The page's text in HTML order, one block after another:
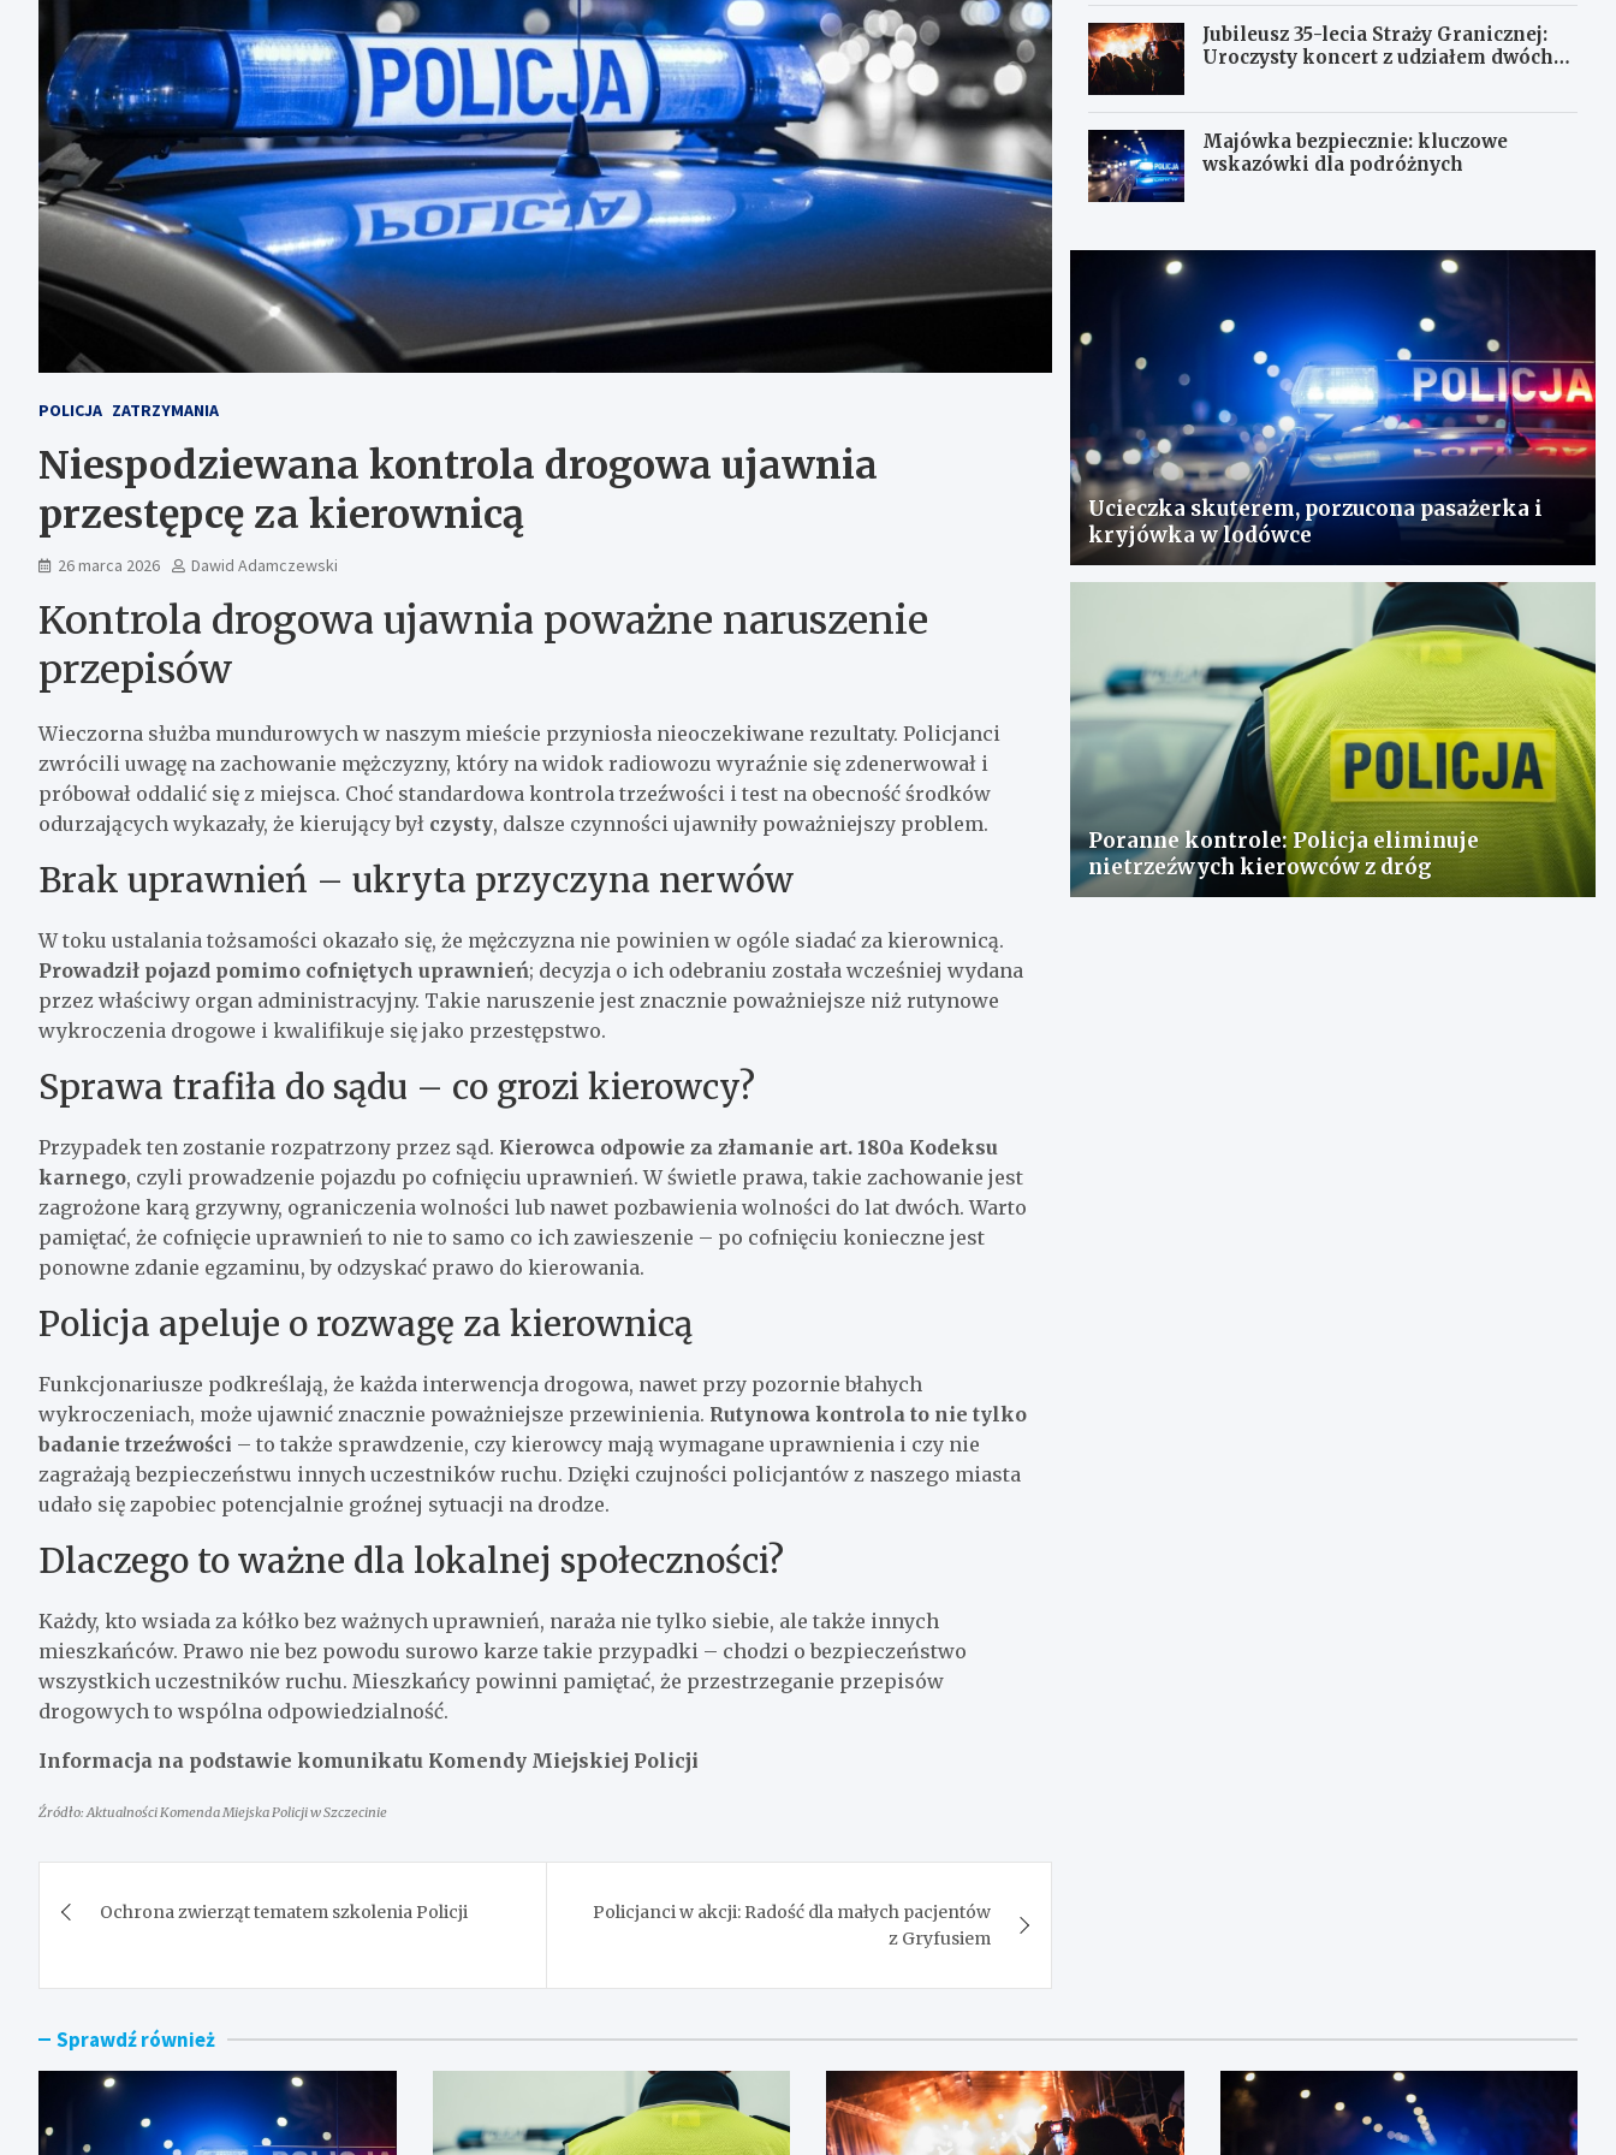
POLICJA ZATRZYMANIA
Niespodziewana kontrola drogowa ujawnia
przestępcę za kierownicą
26 marca 2026 Dawid Adamczewski
Kontrola drogowa ujawnia poważne naruszenie
przepisów
Wieczorna służba mundurowych w naszym mieście przyniosła nieoczekiwane rezultaty. Policjanci
zwrócili uwagę na zachowanie mężczyzny, który na widok radiowozu wyraźnie się zdenerwował i
próbował oddalić się z miejsca. Choć standardowa kontrola trzeźwości i test na obecność środków
odurzających wykazały, że kierujący był czysty, dalsze czynności ujawniły poważniejszy problem.
Brak uprawnień – ukryta przyczyna nerwów
W toku ustalania tożsamości okazało się, że mężczyzna nie powinien w ogóle siadać za kierownicą.
Prowadził pojazd pomimo cofniętych uprawnień; decyzja o ich odebraniu została wcześniej wydana
przez właściwy organ administracyjny. Takie naruszenie jest znacznie poważniejsze niż rutynowe
wykroczenia drogowe i kwalifikuje się jako przestępstwo.
Sprawa trafiła do sądu – co grozi kierowcy?
Przypadek ten zostanie rozpatrzony przez sąd. Kierowca odpowie za złamanie art. 180a Kodeksu
karnego, czyli prowadzenie pojazdu po cofnięciu uprawnień. W świetle prawa, takie zachowanie jest
zagrożone karą grzywny, ograniczenia wolności lub nawet pozbawienia wolności do lat dwóch. Warto
pamiętać, że cofnięcie uprawnień to nie to samo co ich zawieszenie – po cofnięciu konieczne jest
ponowne zdanie egzaminu, by odzyskać prawo do kierowania.
Policja apeluje o rozwagę za kierownicą
Funkcjonariusze podkreślają, że każda interwencja drogowa, nawet przy pozornie błahych
wykroczeniach, może ujawnić znacznie poważniejsze przewinienia. Rutynowa kontrola to nie tylko
badanie trzeźwości – to także sprawdzenie, czy kierowcy mają wymagane uprawnienia i czy nie
zagrażają bezpieczeństwu innych uczestników ruchu. Dzięki czujności policjantów z naszego miasta
udało się zapobiec potencjalnie groźnej sytuacji na drodze.
Dlaczego to ważne dla lokalnej społeczności?
Każdy, kto wsiada za kółko bez ważnych uprawnień, naraża nie tylko siebie, ale także innych
mieszkańców. Prawo nie bez powodu surowo karze takie przypadki – chodzi o bezpieczeństwo
wszystkich uczestników ruchu. Mieszkańcy powinni pamiętać, że przestrzeganie przepisów
drogowych to wspólna odpowiedzialność.
Informacja na podstawie komunikatu Komendy Miejskiej Policji
Źródło: Aktualności Komenda Miejska Policji w Szczecinie
wpisu
Ochrona zwierząt tematem szkolenia Policji
Policjanci w akcji: Radość dla małych pacjentów
z Gryfusiem
Jubileusz 35-lecia Straży Granicznej:
Uroczysty koncert z udziałem dwóch
Majówka bezpiecznie: kluczowe
wskazówki dla podróżnych
Ucieczka skuterem, porzucona pasażerka i
kryjówka w lodówce
Poranne kontrole: Policja eliminuje
nietrzeźwych kierowców z dróg
Sprawdź również